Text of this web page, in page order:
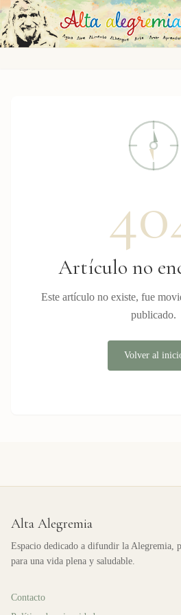
Saltar al contenido principal
Artículo no
Este artículo no existe, fue
publicado.
Volver al
Alta Alegremia
Espacio dedicado a difundir la Alegremia,
para una vida plena y saludable.
Contacto